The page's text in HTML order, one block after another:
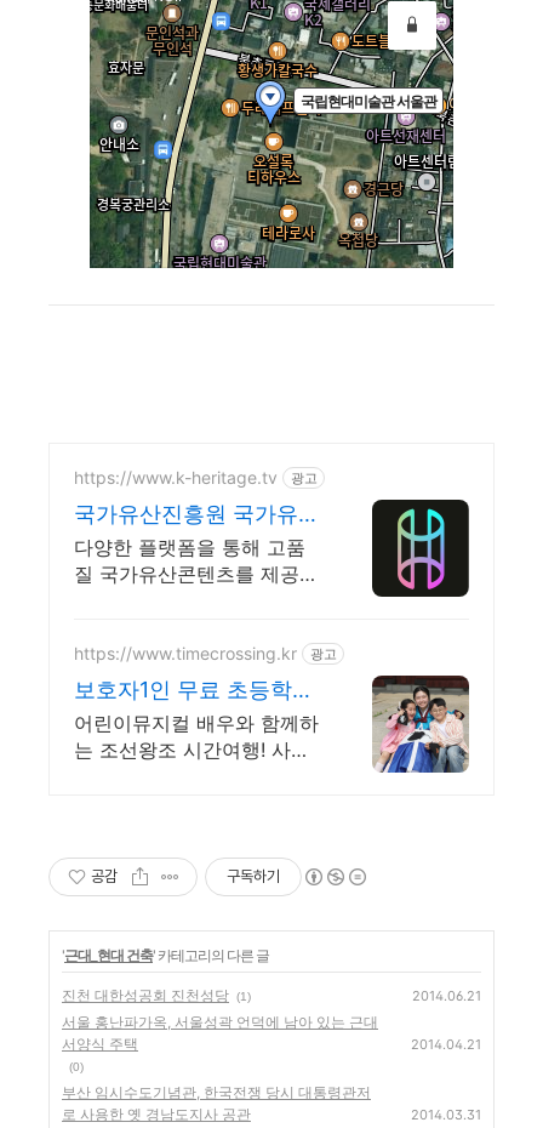
https://www.k-heritage.tv 광고
국가유산진흥원 국가유산
채널 한국의 세계유산 영
상
다양한 플랫폼을 통해 고품
질 국가유산콘텐츠를 제공합
https://www.timecrossing.kr 광고
보호자1인 무료 초등학생
투어
어린이뮤지컬 배우와 함께하
는 조선왕조 시간여행! 사방
공감 구독하기
'근대_현대 건축' 카테고리의 다른 글
진천 대한성공회 진천성당 (1) 2014.06.21
서울 홍난파가옥, 서울성곽 언덕에 남아 있는 근대
서양식 주택
(0)
2014.04.21
부산 임시수도기념관, 한국전쟁 당시 대통령관저
로 사용한 옛 경남도지사 공관
2014.03.31